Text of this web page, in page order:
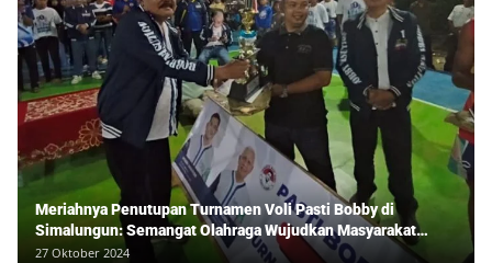
Meriahnya Penutupan Turnamen Voli Pasti Bobby di
Simalungun: Semangat Olahraga Wujudkan Masyarakat
Sehat Bersama Erwan Rozadi dan Ribuan Penonton!
27 Oktober 2024